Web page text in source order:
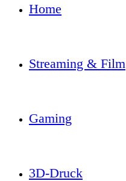
Home
Streaming & Film
Gaming
3D-Druck